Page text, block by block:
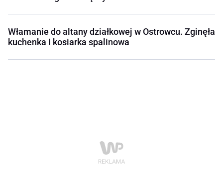
Włamanie do altany działkowej w Ostrowcu. Zginęła
kuchenka i kosiarka spalinowa